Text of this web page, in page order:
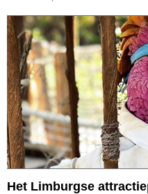
Het Limburgse